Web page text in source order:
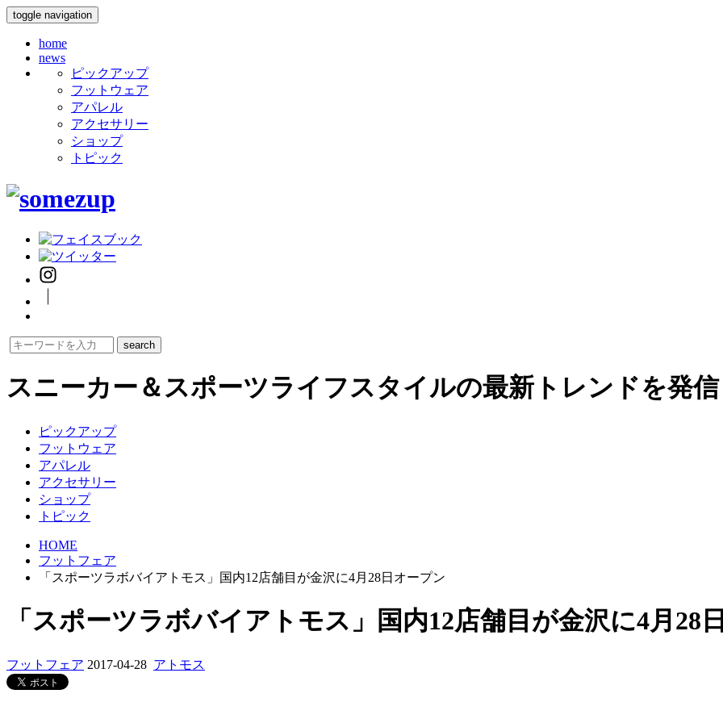
toggle navigation
home
news
ピックアップ
フットウェア
アパレル
アクセサリー
ショップ
トピック
スニーカー＆スポーツライフスタイルの最新トレンドを発信
ピックアップ
フットウェア
アパレル
アクセサリー
ショップ
トピック
HOME
フットフェア
「スポーツラボバイアトモス」国内12店舗目が金沢に4月28日オープン
「スポーツラボバイアトモス」国内12店舗目が金沢に4月28
フットフェア 2017-04-28 アトモス